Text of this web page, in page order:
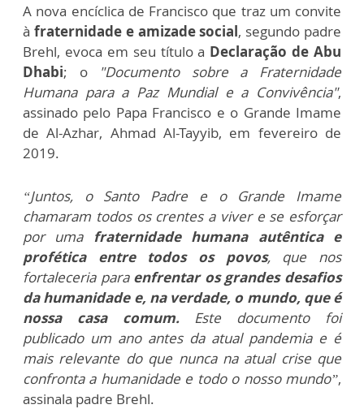
A nova encíclica de Francisco que traz um convite
à fraternidade e amizade social, segundo padre
Brehl, evoca em seu título a Declaração de Abu
Dhabi; o
"Documento sobre a Fraternidade
Humana para a Paz Mundial e a Convivência",
assinado pelo Papa Francisco e o Grande Imame
de Al-Azhar, Ahmad Al-Tayyib, em fevereiro de
2019.
“Juntos, o Santo Padre e o Grande Imame
chamaram todos os crentes a viver e se esforçar
por uma fraternidade humana autêntica e
profética entre todos os povos, que nos
fortaleceria para enfrentar os grandes desafios
da humanidade e, na verdade, o mundo, que é
nossa casa comum.Este documento foi
publicado um ano antes da atual pandemia e é
mais relevante do que nunca na atual crise que
confronta a humanidade e todo o nosso mundo”,
assinala padre Brehl.